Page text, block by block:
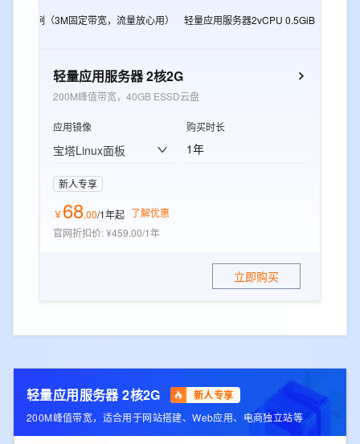
e实例（3M固定带宽，流量放心用） 轻量应用服务器2vCPU 0.5GiB
轻量应用服务器 2核2G
200M峰值带宽，40GB ESSD云盘
应用镜像
宝塔Linux面板
购买时长
1年
新人专享
￥68.00/1年起 了解优惠
官网折扣价:¥459.00/1年
立即购买
轻量应用服务器 2核2G 新人专享
200M峰值带宽，适合用于网站搭建、Web应用、电商独立站等